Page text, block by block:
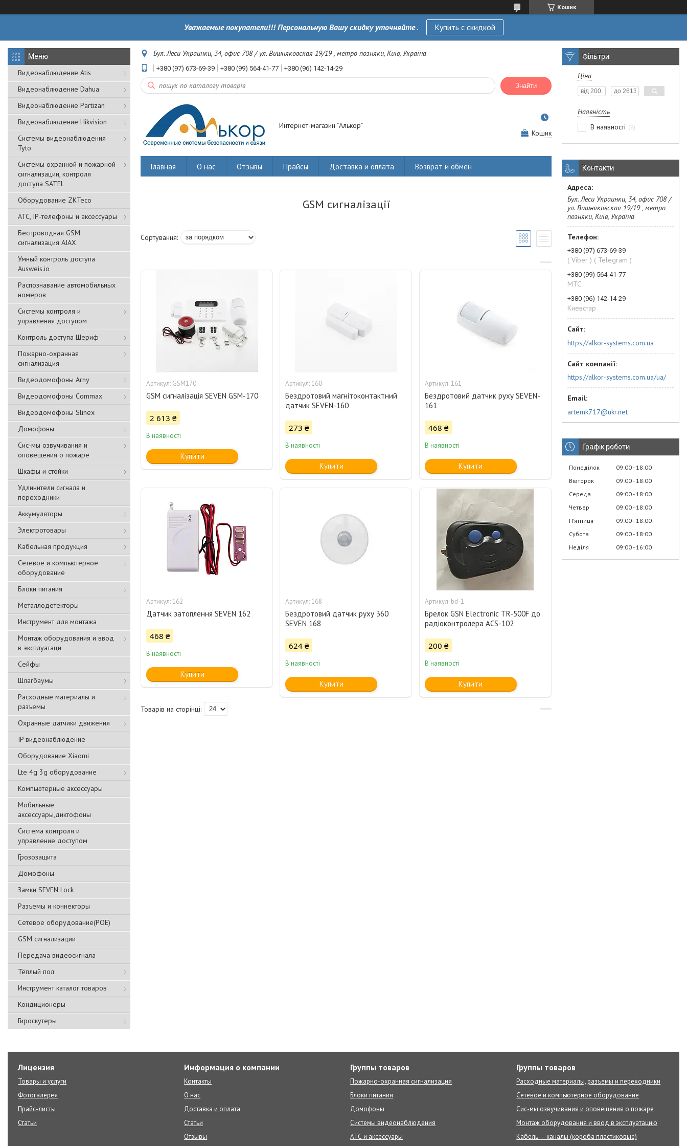
Кошик
Уважаемые покупатели!!! Персональную Вашу скидку уточняйте . Купить с скидкой
Видеонаблюдение Atis
Видеонаблюдение Dahua
Видеонаблюдение Partizan
Видеонаблюдение Hikvision
Системы видеонаблюдения
Tyto
Cистемы охранной и пожарной
сигнализации, контроля
доступа SATEL
Оборудование ZKTeco
АТС, IP-телефоны и аксессуары
Беспроводная GSM
сигнализация АJAX
Умный контроль доступа
Ausweis.io
Распознавание автомобильных
номеров
Системы контроля и
управления доступом
Контроль доступа Шериф
Пожарно-охранная
сигнализация
Видеодомофоны Arny
Видеодомофоны Commax
Видеодомофоны Slinex
Домофоны
Сис-мы озвучивания и
оповещения о пожаре
Шкафы и стойки
Удлинители сигнала и
переходники
Аккумуляторы
Электротовары
Кабельная продукция
Сетевое и компьютерное
оборудование
Блоки питания
Металлодетекторы
Инструмент для монтажа
Монтаж оборудования и ввод
в эксплуатаци
Сейфы
Шлагбаумы
Расходные материалы и
разъемы
Охранные датчики движения
IP видеонаблюдение
Оборудование Xiaomi
Lte 4g 3g оборудование
Компьютерные аксессуары
Мобильные
аксессуары,диктофоны
Система контроля и
управление доступом
Грозозащита
Домофоны
Замки SEVEN Lock
Разъемы и коннекторы
Сетевое оборудование(POE)
GSM сигнализации
Передача видеосигнала
Тёплый пол
Инструмент каталог товаров
Кондиционеры
Гироскутеры
Бул. Леси Украинки, 34, офис 708 / ул. Вишняковская 19/19 , метро позняки, Київ, Україна
+380 (97) 673-69-39 +380 (99) 564-41-77 +380 (96) 142-14-29
Знайти
Интернет-магазин "Алькор"
Кошик
Главная О нас Отзывы Прайсы Доставка и оплата Возврат и обмен
GSM сигналізації
GSM170
GSM сигналізація SEVEN GSM-170
2 613 ₴
В наявності
Купити
160
Бездротовий магнітоконтактний
датчик SEVEN-160
273 ₴
В наявності
Купити
161
Бездротовий датчик руху SEVEN-
161
468 ₴
В наявності
Купити
162
Датчик затоплення SEVEN 162
468 ₴
В наявності
Купити
168
Бездротовий датчик руху 360
SEVEN 168
624 ₴
В наявності
Купити
bd-1
Брелок GSN Electronic TR-500F до
радіоконтролера ACS-102
200 ₴
В наявності
Купити
Фільтри
Ціна
Наявність
В наявності
6
Контакти
Бул. Леси Украинки, 34, офис 708 /
ул. Вишняковская 19/19 , метро
позняки, Київ, Україна
+380 (97) 673-69-39
( Viber ) ( Telegram )
+380 (99) 564-41-77
МТС
+380 (96) 142-14-29
Киевстар
https://alkor-systems.com.ua
https://alkor-systems.com.ua/ua/
artemk717@ukr.net
Графік роботи
Понеділок 09:00 18:00
Вівторок
09:00 18:00
Середа
09:00 18:00
Четвер
09:00 18:00
Пʼятниця
09:00 18:00
Субота
09:00 18:00
Неділя
09:00 16:00
Лицензия
Товары и услуги
Фотогалерея
Прайс-листы
Статьи
Информация о компании
Контакты
О нас
Доставка и оплата
Статьи
Отзывы
Группы товаров
Пожарно-охранная сигнализация
Блоки питания
Домофоны
Системы видеонаблюдения
АТС и аксессуары
Группы товаров
Расходные материалы, разъемы и переходники
Сетевое и компьютерное оборудование
Сис-мы озвучивания и оповещения о пожаре
Монтаж оборудования и ввод в эксплуатацию
Кабель — каналы (короба пластиковые)